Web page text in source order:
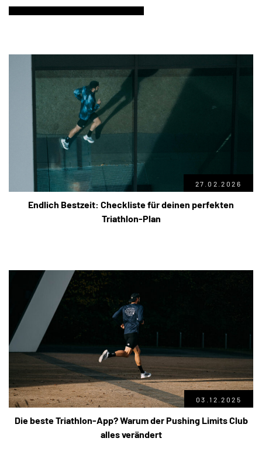
27.02.2026
Endlich Bestzeit: Checkliste für deinen perfekten
Triathlon-Plan
03.12.2025
Die beste Triathlon-App? Warum der Pushing Limits Club
alles verändert